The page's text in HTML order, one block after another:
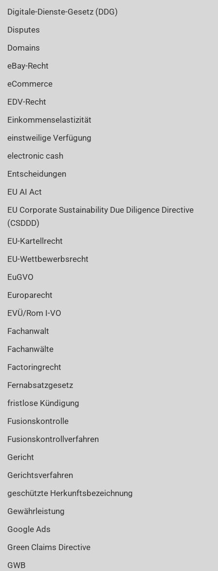
Digitale-Dienste-Gesetz (DDG)
Disputes
Domains
eBay-Recht
eCommerce
EDV-Recht
Einkommenselastizität
einstweilige Verfügung
electronic cash
Entscheidungen
EU AI Act
EU Corporate Sustainability Due Diligence Directive
(CSDDD)
EU-Kartellrecht
EU-Wettbewerbsrecht
EuGVO
Europarecht
EVÜ/Rom I-VO
Fachanwalt
Fachanwälte
Factoringrecht
Fernabsatzgesetz
fristlose Kündigung
Fusionskontrolle
Fusionskontrollverfahren
Gericht
Gerichtsverfahren
geschützte Herkunftsbezeichnung
Gewährleistung
Google Ads
Green Claims Directive
GWB